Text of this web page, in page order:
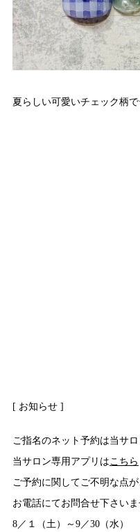
夏らしい可愛いチェック柄
[ お知らせ ]
ご指名のネット予約は当サ
当サロン専用アプリはこちら
ご予約に関してご不明な点が
お電話にてお問合せ下さい
8／１（土）～9／30（水）